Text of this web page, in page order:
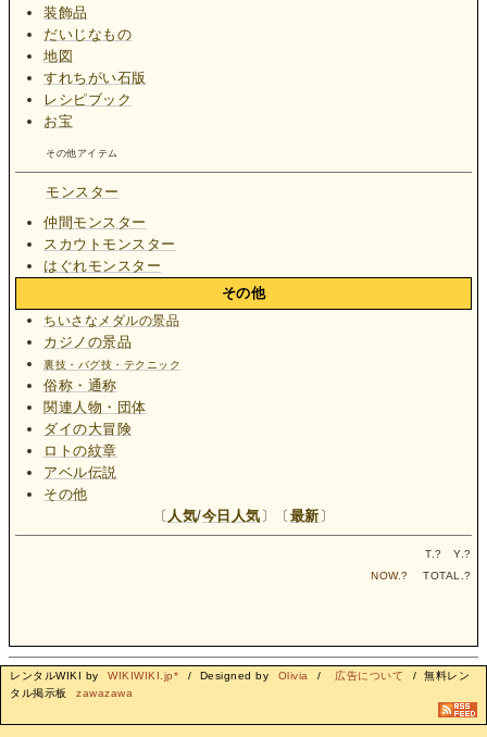
装飾品
だいじなもの
地図
すれちがい石版
レシピブック
お宝
その他アイテム
モンスター
仲間モンスター
スカウトモンスター
はぐれモンスター
その他
ちいさなメダルの景品
カジノの景品
裏技・バグ技・テクニック
俗称・通称
関連人物・団体
ダイの大冒険
ロトの紋章
アベル伝説
その他
〔 人気/今日人気 〕〔 最新 〕
T.? Y.?
NOW.? TOTAL.?
レンタルWIKI by WIKIWIKI.jp* / Designed by Olivia / 広告について
/ 無料レン
タル掲示板
zawazawa